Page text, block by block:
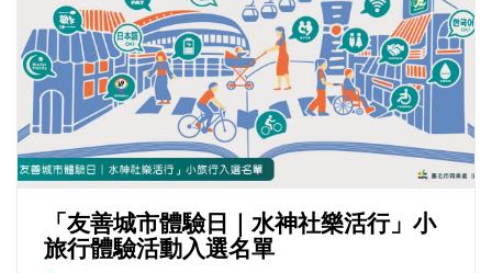
「友善城市體驗日｜水神社樂活行」小
旅行體驗活動入選名單